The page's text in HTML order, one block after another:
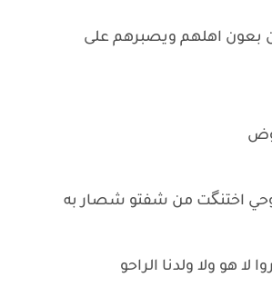
بعون اهلهم ويصبرهم على
اختنگت من شفتو شصار به
لا هو ولا ولدنا الراحو